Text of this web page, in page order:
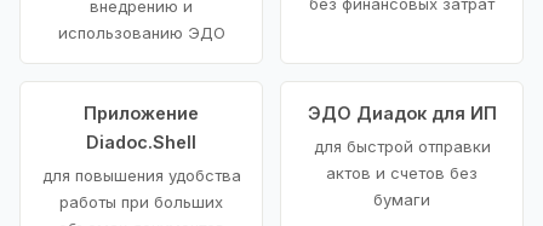
внедрению и
использованию ЭДО
без финансовых затрат
Приложение
Diadoc.Shell
для повышения удобства
работы при больших
ЭДО Диадок для ИП
для быстрой отправки
актов и счетов без
бумаги